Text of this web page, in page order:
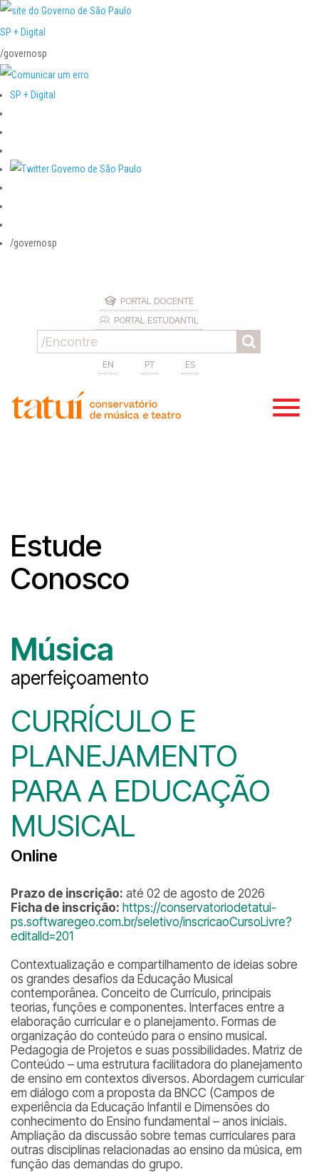
SP + Digital
/governosp
SP + Digital
/governosp
PORTAL DOCENTE
PORTAL ESTUDANTIL
EN PT ES
Estude
Conosco
Música
aperfeiçoamento
CURRÍCULO E
PLANEJAMENTO
PARA A EDUCAÇÃO
MUSICAL
Online
Prazo de inscrição: até 02 de agosto de 2026
Ficha de inscrição: https://conservatoriodetatui-
ps.softwaregeo.com.br/seletivo/inscricaoCursoLivre?
editalId=201
Contextualização e compartilhamento de ideias sobre
os grandes desafios da Educação Musical
contemporânea. Conceito de Currículo, principais
teorias, funções e componentes. Interfaces entre a
elaboração curricular e o planejamento. Formas de
organização do conteúdo para o ensino musical.
Pedagogia de Projetos e suas possibilidades. Matriz de
Conteúdo – uma estrutura facilitadora do planejamento
de ensino em contextos diversos. Abordagem curricular
em diálogo com a proposta da BNCC (Campos de
experiência da Educação Infantil e Dimensões do
conhecimento do Ensino fundamental – anos iniciais.
Ampliação da discussão sobre temas curriculares para
outras disciplinas relacionadas ao ensino da música, em
função das demandas do grupo.